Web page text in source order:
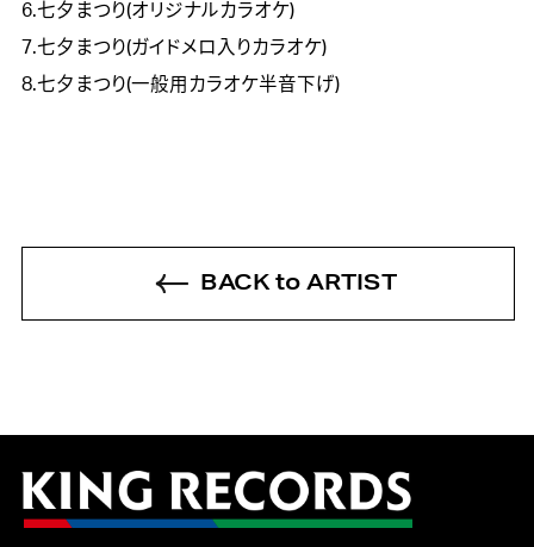
6.七夕まつり(オリジナルカラオケ)
7.七夕まつり(ガイドメロ入りカラオケ)
8.七夕まつり(一般用カラオケ半音下げ)
BACK to ARTIST